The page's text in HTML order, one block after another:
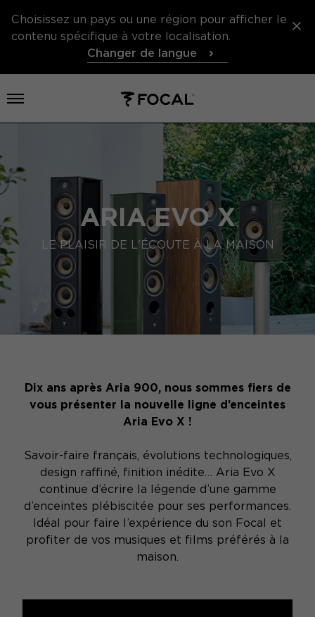
Choisissez un pays ou une région pour afficher le
contenu spécifique à votre localisation.
Changer de langue
Ouvrir le menu
ARIA EVO X
LE PLAISIR DE L'ÉCOUTE À LA MAISON
Dix ans après Aria 900, nous sommes fiers de
vous présenter la nouvelle ligne d’enceintes
Aria Evo X !
Savoir-faire français, évolutions technologiques,
design raffiné, finition inédite… Aria Evo X
continue d’écrire la légende d’une gamme
d’enceintes plébiscitée pour ses performances.
Idéal pour faire l’expérience du son Focal et
profiter de vos musiques et films préférés à la
maison.